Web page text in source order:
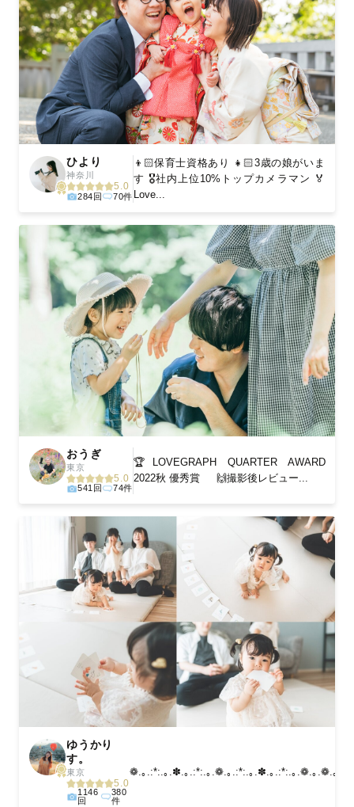
ひより
神奈川
5.0
284回 70件
👦🏻保育士資格あり 👧🏻3歳の娘がいま
す 🎖️社内上位10%トップカメラマン 🏅
Love...
おうぎ
東京
5.0
541回 74件
🏆LOVEGRAPH QUARTER AWARD
2022秋 優秀賞 🙌撮影後レビュー...
ゆうかり
す。
東京
5.0
1146
回
380
件
❁.｡.:*:.｡.✽.｡.:*:.｡.❁.｡.:*:.｡.✽.｡.:*:.｡.❁.｡.❁.｡...